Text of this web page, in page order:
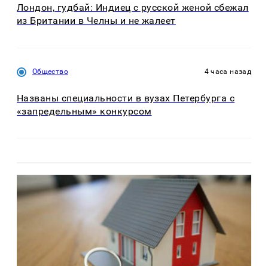
Лондон, гудбай: Индиец с русской женой сбежал
из Британии в Челны и не жалеет
Общество 4 часа назад
Названы специальности в вузах Петербурга с
«запредельным» конкурсом